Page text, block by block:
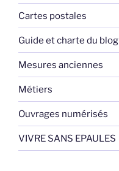
Cartes postales
Guide et charte du blog
Mesures anciennes
Métiers
Ouvrages numérisés
VIVRE SANS EPAULES